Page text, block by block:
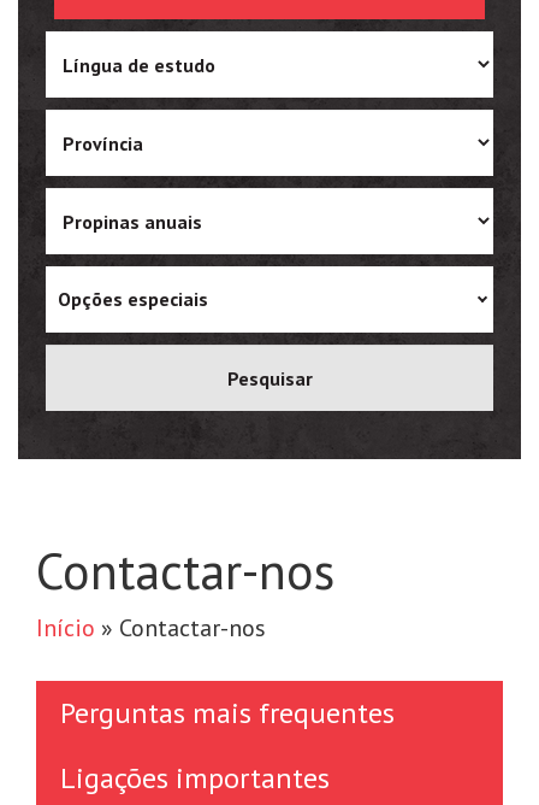
Ukrainian
Opções especiais
Contactar-nos
Início » Contactar-nos
Perguntas mais frequentes
Ligações importantes